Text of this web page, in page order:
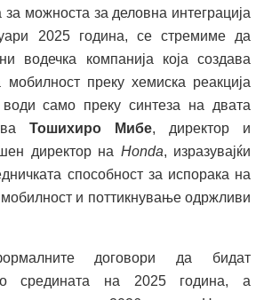
за можноста за деловна интеграција
2025 година, се стремиме да
водечка компанија која создава
преку хемиска реакција
само преку синтеза на двата
Тошихиро Мибе, директор и
директор на Honda, изразувајќи
способност за испорака на
и поттикнување одржливи
договори да бидат
средината на 2025 година, а